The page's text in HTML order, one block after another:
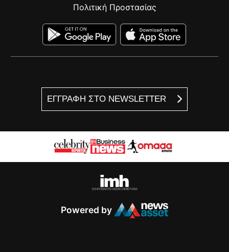
ΕΓΓΡΑΦΗ ΣΤΟ NEWSLETTER
Πολιτική Προστασίας
Powered by